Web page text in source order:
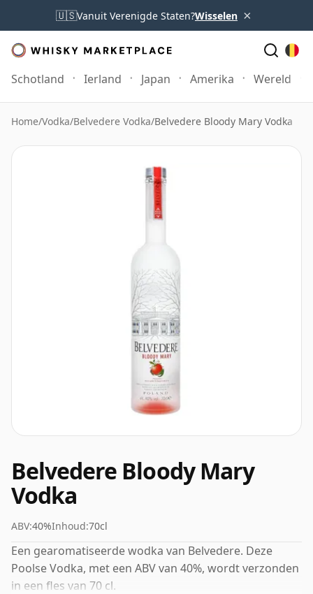
🇺🇸Vanuit Verenigde Staten?Wisselen ×
Schotland Ierland Japan Amerika Wereld
Home/Vodka/Belvedere Vodka/Belvedere Bloody Mary Vodka
Belvedere Bloody Mary
Vodka
ABV:40%Inhoud:70cl
Een gearomatiseerde wodka van Belvedere. Deze
Poolse Vodka, met een ABV van 40%, wordt verzonden
in een fles van 70 cl.